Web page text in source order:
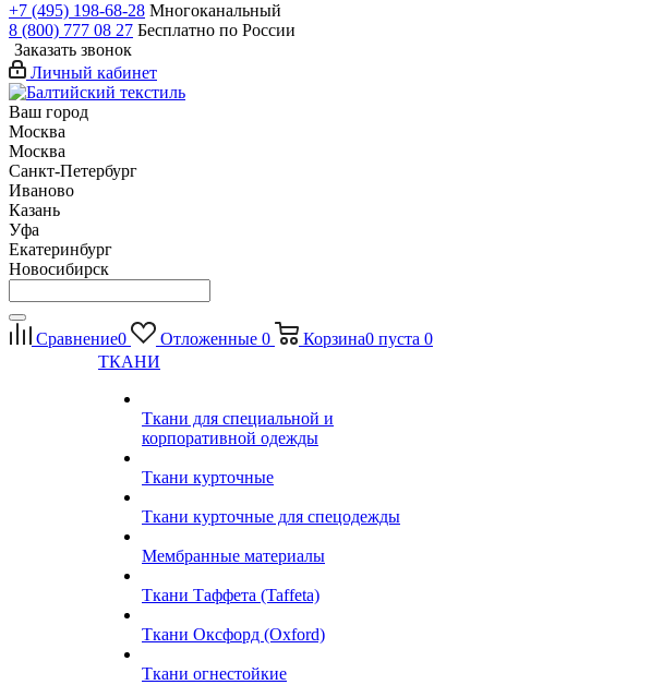
+7 (495) 198-68-28 Многоканальный
8 (800) 777 08 27 Бесплатно по России
Заказать звонок
Личный кабинет
Ваш город
Москва
Москва
Санкт-Петербург
Иваново
Казань
Уфа
Екатеринбург
Новосибирск
Сравнение0 Отложенные 0 Корзина0 пуста 0
ТКАНИ
Ткани для специальной и
корпоративной одежды
Ткани курточные
Ткани курточные для спецодежды
Мембранные материалы
Ткани Таффета (Taffeta)
Ткани Оксфорд (Oxford)
Ткани огнестойкие